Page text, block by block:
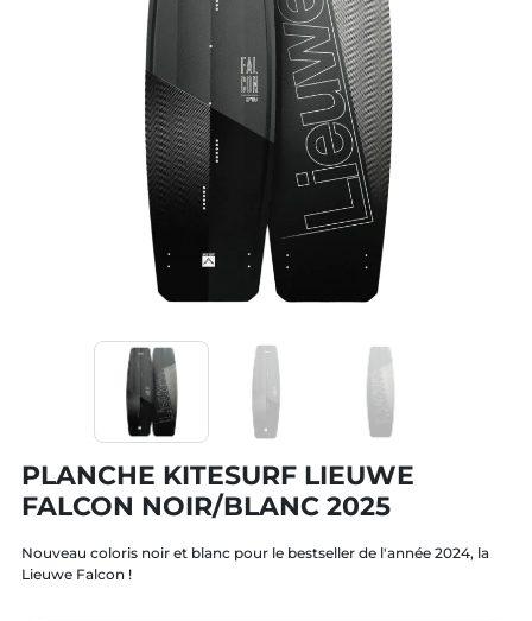
PLANCHE KITESURF LIEUWE
FALCON NOIR/BLANC 2025
Nouveau coloris noir et blanc pour le bestseller de l'année 2024, la
Lieuwe Falcon !